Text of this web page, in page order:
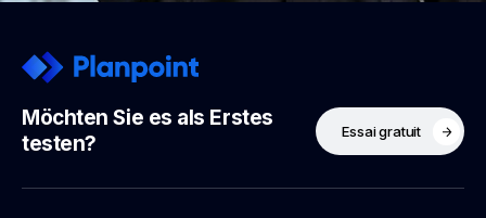
Möchten Sie es als Erstes
testen?
Essai gratuit